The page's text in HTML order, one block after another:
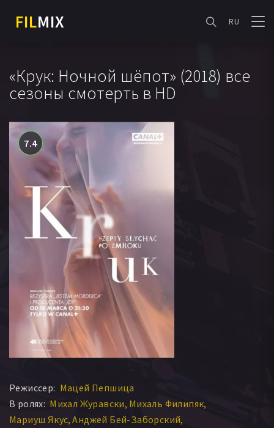
FILMIX RU
«Крук: Ночной шёпот» (2018) все
сезоны смотерть в HD
7.4
Режиссер: Мацей Пепшица
В ролях: Михал Журавски Михаль Филипяк
Мариуш Якус Анджей Бей-Заборский